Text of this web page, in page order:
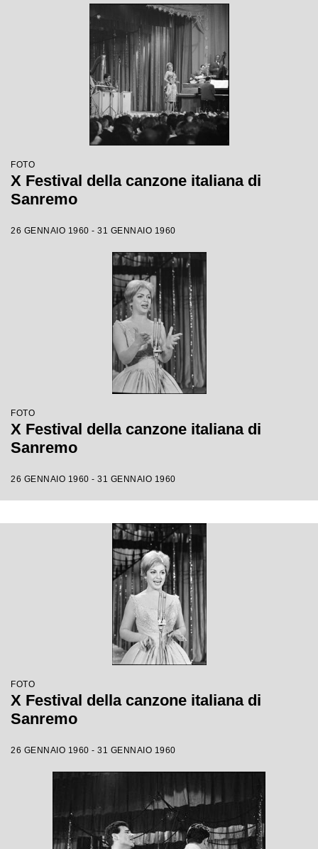
FOTO
X Festival della canzone italiana di
Sanremo
26 GENNAIO 1960 - 31 GENNAIO 1960
FOTO
X Festival della canzone italiana di
Sanremo
26 GENNAIO 1960 - 31 GENNAIO 1960
FOTO
X Festival della canzone italiana di
Sanremo
26 GENNAIO 1960 - 31 GENNAIO 1960